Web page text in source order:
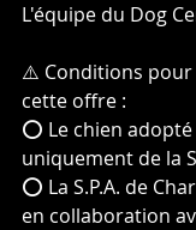
L'équipe du Dog
⚠️ Conditions pour
cette offre :
⭕️ Le chien
uniquement de la
⭕️ La S.P.A. de
en collaboration